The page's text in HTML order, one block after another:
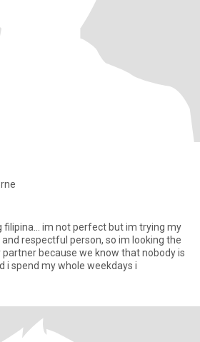
filipina... im not perfect but im trying my
respectful person, so im looking the
because we know that nobody is
i spend my whole weekdays i